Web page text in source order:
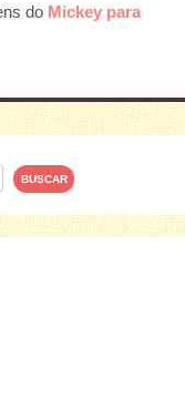
do Mickey para